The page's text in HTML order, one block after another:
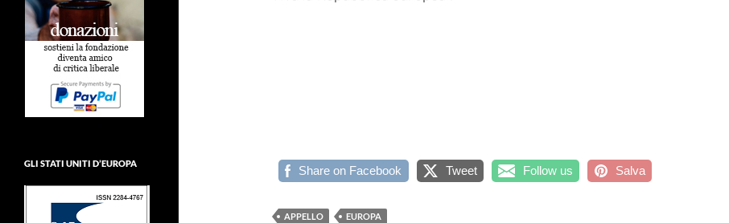
Share on Facebook Tweet Follow us Salva
APPELLO EUROPA
GLI STATI UNITI D’EUROPA